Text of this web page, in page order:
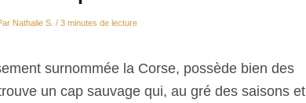
Nathalie S. / 3 minutes de lecture
surnommée la Corse, possède bien des
un cap sauvage qui, au gré des saisons et